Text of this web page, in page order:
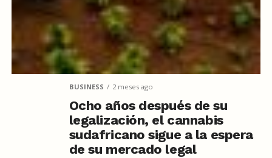
BUSINESS 2 meses ago
Ocho años después de su
legalización, el cannabis
sudafricano sigue a la espera
de su mercado legal